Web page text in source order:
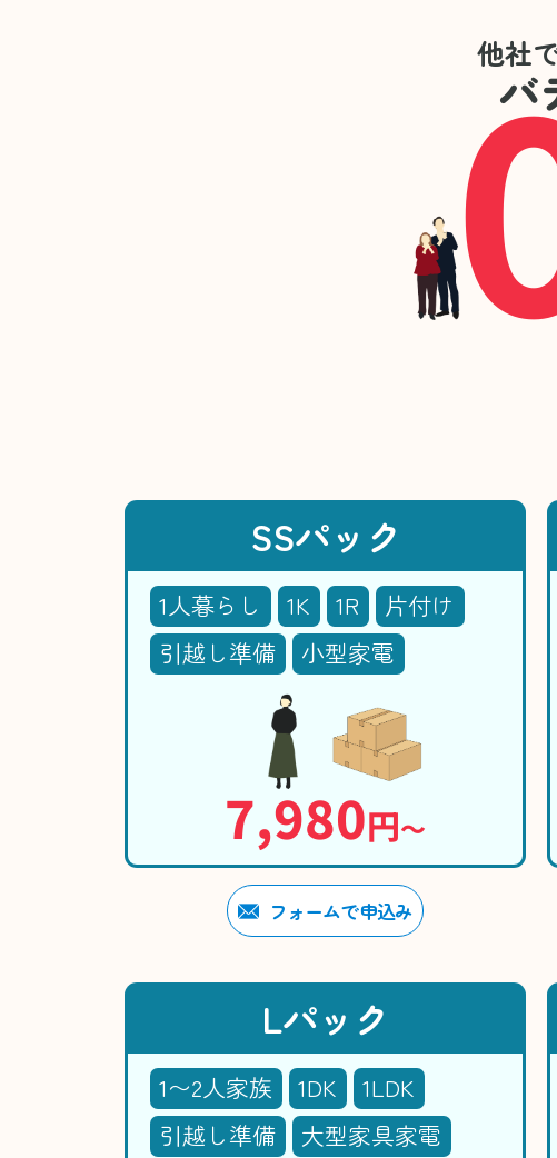
他社
バ
SSパック
1人暮らし 1K 1R
片付け
引越し準備
小型家電
7,980円〜
フォームで申込み
Lパック
1〜2人家族 1DK
1LDK
引越し準備
大型家具家電